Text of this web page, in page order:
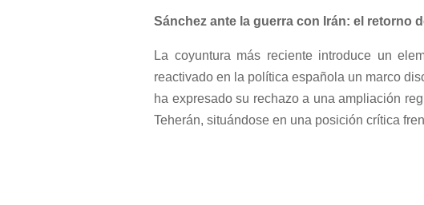
Sánchez ante la guerra con Irán: el retorno
La coyuntura más reciente introduce un
reactivado en la política española un marco
ha expresado su rechazo a una ampliación
Teherán, situándose en una posición crítica